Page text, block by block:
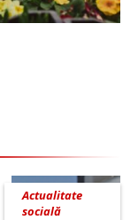
Actualitate
socială